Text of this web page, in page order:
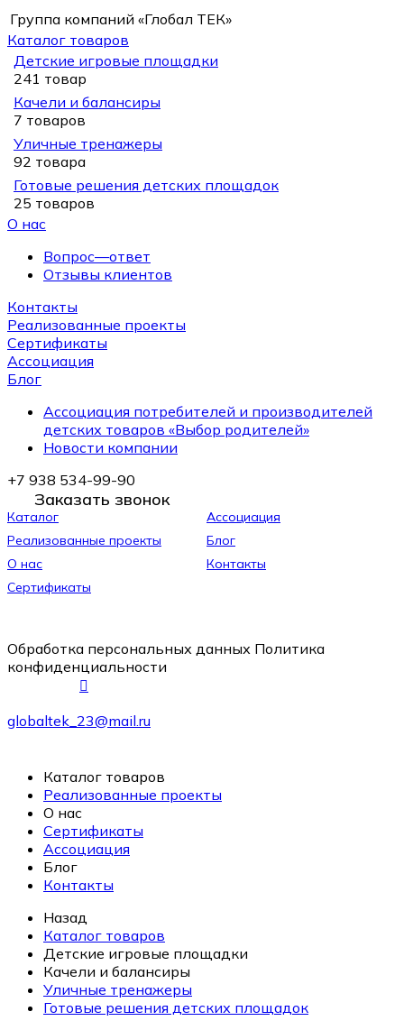
Группа компаний «Глобал ТЕК»
Каталог товаров
Детские игровые площадки
241 товар
Качели и балансиры
7 товаров
Уличные тренажеры
92 товара
Готовые решения детских площадок
25 товаров
О нас
Вопрос—ответ
Отзывы клиентов
Контакты
Реализованные проекты
Сертификаты
Ассоциация
Блог
Ассоциация потребителей и производителей
детских товаров «Выбор родителей»
Новости компании
+7 938 534-99-90
Заказать звонок
Каталог
Ассоциация
Реализованные проекты
Блог
О нас
Контакты
Сертификаты
Обработка персональных данных Политика
конфиденциальности
globaltek_23@mail.ru
Каталог товаров
Реализованные проекты
О нас
Сертификаты
Ассоциация
Блог
Контакты
Назад
Каталог товаров
Детские игровые площадки
Качели и балансиры
Уличные тренажеры
Готовые решения детских площадок